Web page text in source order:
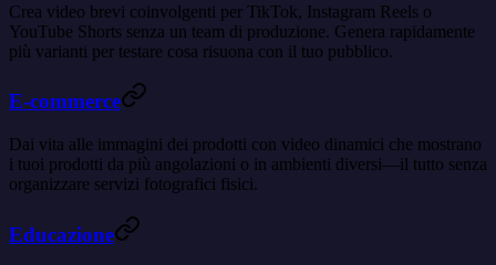
Crea video brevi coinvolgenti per TikTok, Instagram Reels o
YouTube Shorts senza un team di produzione. Genera rapidamente
più varianti per testare cosa risuona con il tuo pubblico.
E-commerce
Dai vita alle immagini dei prodotti con video dinamici che mostrano
i tuoi prodotti da più angolazioni o in ambienti diversi—il tutto senza
organizzare servizi fotografici fisici.
Educazione